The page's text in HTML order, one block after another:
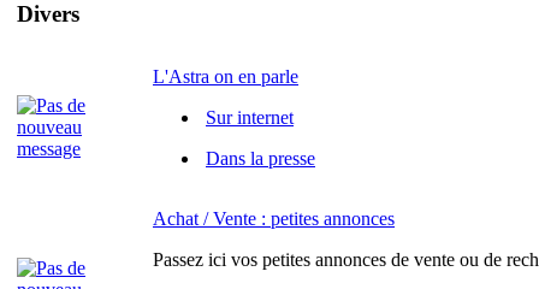
Divers
L'Astra on en parle
Sur internet
Dans la presse
Achat / Vente : petites annonces
Passez ici vos petites annonces de vente ou de